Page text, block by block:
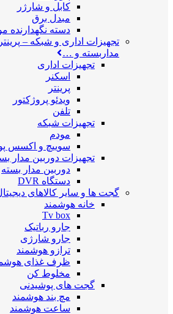
کابل و شارژر
مبدل برق
دسته نگهدارنده
تجهیزات اداری و شبکه –
مداربسته و …
تجهیزات اداری
اسکنر
پرینتر
ویدئو پروژکتور
تلفن
تجهیزات شبکه
مودم
سوییچ و اکسس
تجهیزات دوربین مدار
دوربین مدار بسته
دستگاه DVR
گجت ها و سایر کالاهای
خانه هوشمند
Tv box
جارو رباتیک
جارو شارژی
ترازو هوشمند
ظرف غذای
مخلوط کن
گجت های پوشیدنی
مچ بند هوشمند
ساعت هوشمند